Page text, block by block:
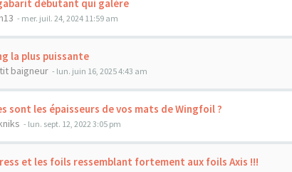
débutant qui galère
- mer. juil. 24, 2024 11:59 am
la plus puissante
baigneur - lun. juin 16, 2025 4:43 am
sont les épaisseurs de vos mats de Wingfoil ?
- lun. sept. 12, 2022 3:05 pm
et les foils ressemblant fortement aux foils Axis !!!